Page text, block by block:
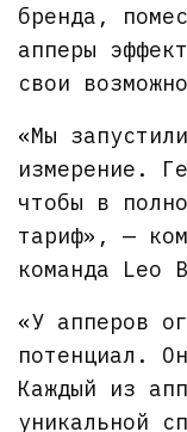
бренда,
апперы
свои
«Мы
измерение.
чтобы в
тариф», —
команда Leo
«У апперов
потенциал.
Каждый из
уникальной